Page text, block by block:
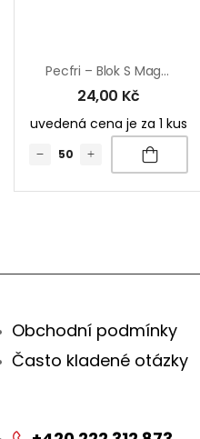
Pecfri – Blok S Magnetkou
24,00 Kč
uvedená cena je za 1 kus
Obchodní podmínky
Často kladené otázky